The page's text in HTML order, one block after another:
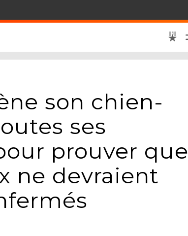
son chien-
ses
prouver que
ne devraient